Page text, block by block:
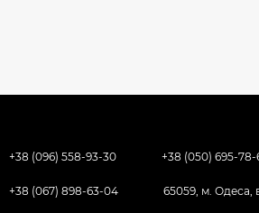
+38 (096) 558-93-30 +38 (050) 695-78-
+38 (067) 898-63-04 65059, м. Одеса,